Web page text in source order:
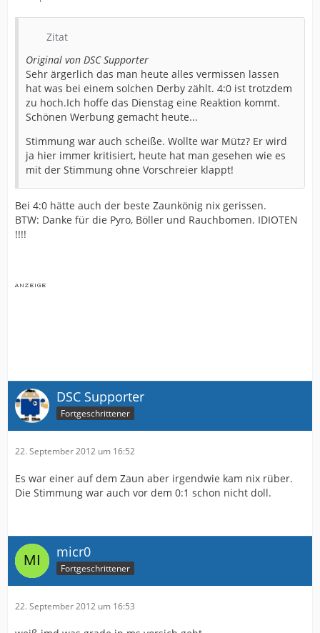
Zitat
Original von DSC Supporter
Sehr ärgerlich das man heute alles vermissen lassen
hat was bei einem solchen Derby zählt. 4:0 ist trotzdem
zu hoch.Ich hoffe das Dienstag eine Reaktion kommt.
Schönen Werbung gemacht heute...
Stimmung war auch scheiße. Wollte war Mütz? Er wird
ja hier immer kritisiert, heute hat man gesehen wie es
mit der Stimmung ohne Vorschreier klappt!
Bei 4:0 hätte auch der beste Zaunkönig nix gerissen.
BTW: Danke für die Pyro, Böller und Rauchbomen. IDIOTEN
!!!!
DSC Supporter
Fortgeschrittener
22. September 2012 um 16:52
Es war einer auf dem Zaun aber irgendwie kam nix rüber.
Die Stimmung war auch vor dem 0:1 schon nicht doll.
micr0
Fortgeschrittener
22. September 2012 um 16:53